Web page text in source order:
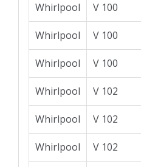
Whirlpool V 100
Whirlpool V 100
Whirlpool V 100
Whirlpool V 102
Whirlpool V 102
Whirlpool V 102